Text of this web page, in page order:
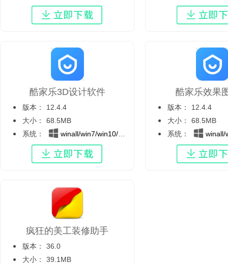
酷家乐3D设计软件
版本：
12.4.4
大小：
68.5MB
系统：
winall/win7/win10/win11
酷家乐效果
版本：
12.4.4
大小：
68.5MB
系统：
winall/
疯狂的美工装修助手
版本：
36.0
大小：
39.1MB